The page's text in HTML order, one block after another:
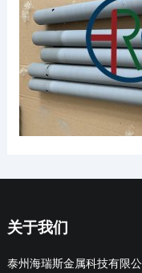
关于我们
泰州海瑞斯金属科技有限